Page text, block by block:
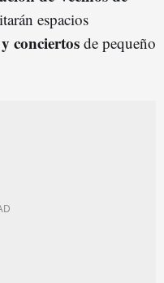
espacios
conciertos de pequeño